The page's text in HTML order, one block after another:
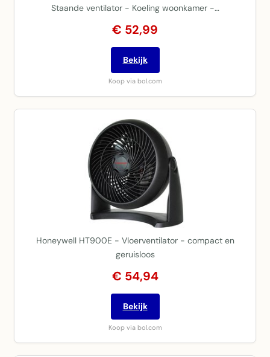
Staande ventilator - Koeling woonkamer -…
€ 52,99
Bekijk
Koop via bol.com
Honeywell HT900E - Vloerventilator - compact en
geruisloos
€ 54,94
Bekijk
Koop via bol.com